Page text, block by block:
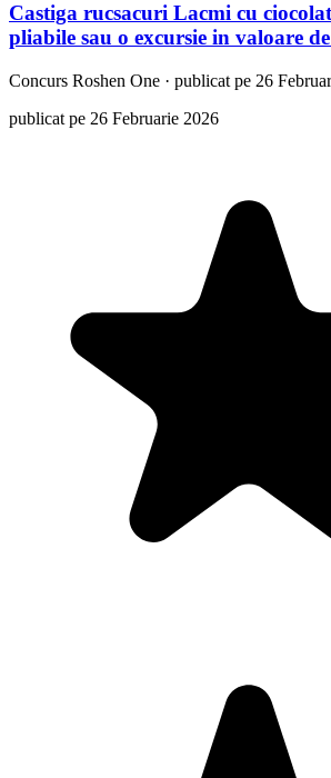
Castiga rucsacuri Lacmi cu
pliabile sau o excursie in valoare
Concurs Roshen One · publicat pe 26
publicat pe 26 Februarie 2026